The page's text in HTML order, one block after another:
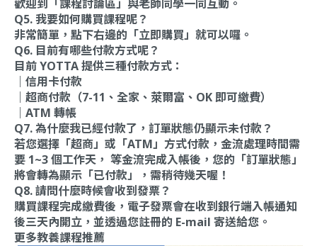
歡迎到「課程討論區」與老師同學一同互動。
Q5. 我要如何購買課程呢？
非常簡單，點下右邊的「立即購買」就可以囉。
Q6. 目前有哪些付款方式呢？
目前 YOTTA 提供三種付款方式：
｜信用卡付款
｜超商付款（7-11、全家、萊爾富、OK 即可繳費）
｜ATM 轉帳
Q7. 為什麼我已經付款了，訂單狀態仍顯示未付款？
若您選擇「超商」或「ATM」方式付款，金流處理時間需
要 1~3 個工作天， 等金流完成入帳後，您的「訂單狀態」
將會轉為顯示「已付款」，需稍待幾天喔！
Q8. 請問什麼時候會收到發票？
購買課程完成繳費後，電子發票會在收到銀行端入帳通知
後三天內開立，並透過您註冊的 E-mail 寄送給您。
更多教養課程推薦